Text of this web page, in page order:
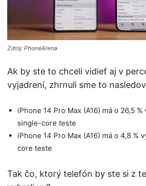
Zdroj: PhoneArena
Ak by ste to chceli vidieť aj v
vyjadrení, zhrnuli sme to
iPhone 14 Pro Max (A16) má o 26,5
single-core teste
iPhone 14 Pro Max (A16) má o 4,8 %
core teste
Tak čo, ktorý telefón by ste si z